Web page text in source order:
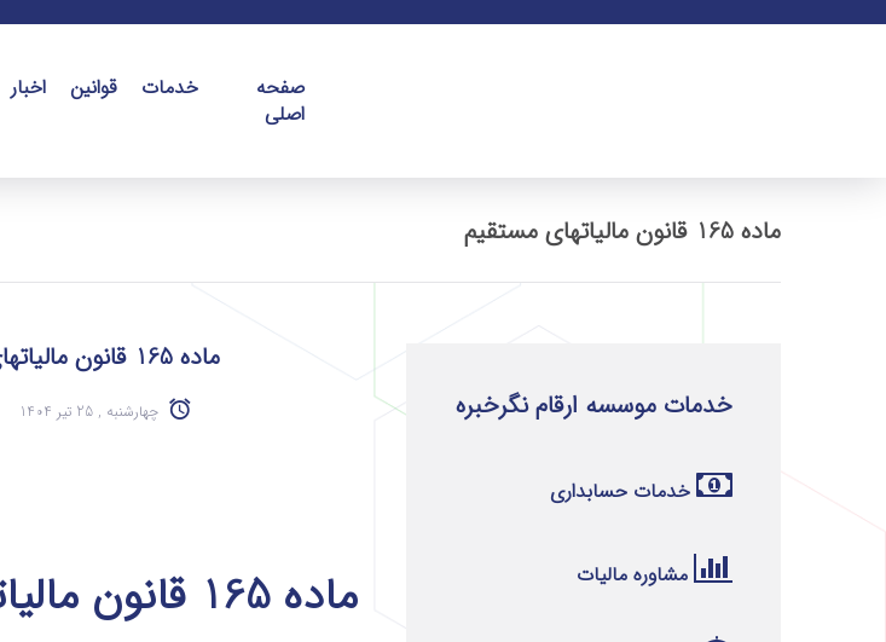
صفحه
اصلی
خدمات قوانین اخبار
ماده 165 قانون مالیاتهای مستقیم
ماده 165 قانون مالیاتهای مستقیم
چهارشنبه , 25 تیر 1404
ماده 165 قانون مالیاتهای مستقیم
خدمات موسسه ارقام نگرخبره
خدمات حسابداری
مشاوره مالیات